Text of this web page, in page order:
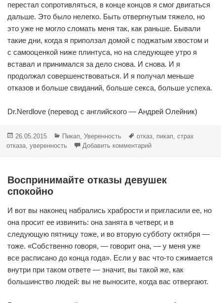
перестал сопротивляться, в конце концов я смог двигаться
дальше. Это было нелегко. Быть отвергнутым тяжело, но
это уже не могло сломать меня так, как раньше. Бывали
такие дни, когда я приползал домой с поджатым хвостом и
с самооценкой ниже плинтуса, но на следующее утро я
вставал и принимался за дело снова. И снова. И я
продолжал совершенствоваться. И я получал меньше
отказов и больше свиданий, больше секса, больше успеха.
Dr.Nerdlove (перевод с английского — Андрей Олейник)
Опубликовано
26.05.2015 Рубрики
Пикап, Уверенность Метки
отказ, пикап, страх
отказа, уверенность Добавить комментарийк записи Перешагните
Воспринимайте отказы девушек
спокойно
И вот вы наконец набрались храбрости и пригласили ее, но
она просит ее извинить: она занята в четверг, и в
следующую пятницу тоже, и во вторую субботу октября —
тоже. «Собственно говоря, — говорит она, — у меня уже
все расписано до конца года». Если у вас что-то сжимается
внутри при таком ответе — значит, вы такой же, как
большинство людей: вы не выносите, когда вас отвергают.